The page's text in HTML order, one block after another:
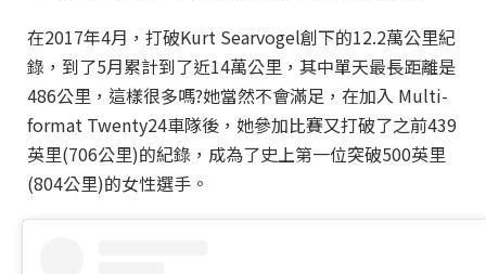
在2017年4月，打破Kurt Searvogel創下的12.2萬公里紀
錄，到了5月累計到了近14萬公里，其中單天最長距離是
486公里，這樣很多嗎?她當然不會滿足，在加入 Multi-
format Twenty24車隊後，她參加比賽又打破了之前439
英里(706公里)的紀錄，成為了史上第一位突破500英里
(804公里)的女性選手。